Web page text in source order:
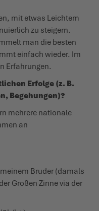
mit etwas Leichtem
zu steigern.
man die besten
einfach wieder. Im
Erfahrungen.
Erfolge (z. B.
Begehungen)?
mehrere nationale
an
Bruder (damals
Großen Zinne via der